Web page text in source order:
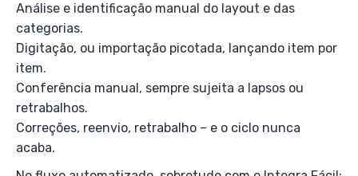
Análise e identificação manual do layout e das
categorias.
Digitação, ou importação picotada, lançando item por
item.
Conferência manual, sempre sujeita a lapsos ou
retrabalhos.
Correções, reenvio, retrabalho – e o ciclo nunca
acaba.